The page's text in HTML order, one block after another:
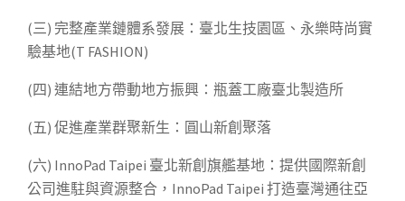
(三) 完整產業鏈體系發展：臺北生技園區、永樂時尚實
驗基地(T FASHION)
(四) 連結地方帶動地方振興：瓶蓋工廠臺北製造所
(五) 促進產業群聚新生：圓山新創聚落
(六) InnoPad Taipei 臺北新創旗艦基地：提供國際新創
公司進駐與資源整合，InnoPad Taipei 打造臺灣通往亞